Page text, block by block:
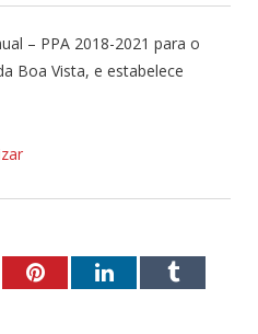
– PPA 2018-2021 para o
Boa Vista, e estabelece
PinterestLinkedInTumblr